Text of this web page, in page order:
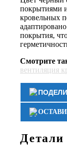
покрытиями
кровельных
покрытия,
Смотрите
вентиляция
Детали